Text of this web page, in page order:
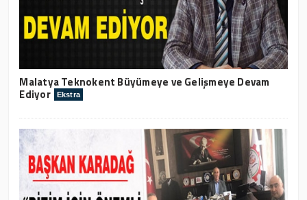
Malatya Teknokent Büyümeye ve Gelişmeye Devam
Ediyor Ekstra